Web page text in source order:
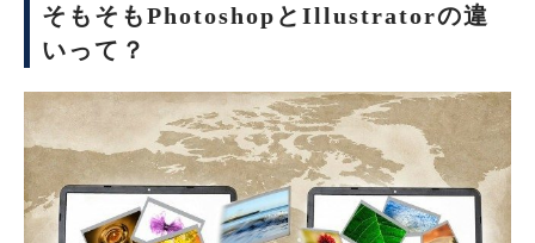
そもそもPhotoshopとIllustratorの違
いって？